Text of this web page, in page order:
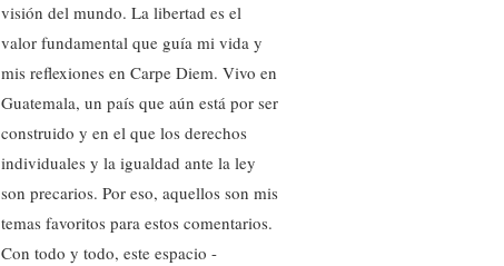
visión del mundo. La libertad es el
valor fundamental que guía mi vida y
mis reflexiones en Carpe Diem. Vivo en
Guatemala, un país que aún está por ser
construido y en el que los derechos
individuales y la igualdad ante la ley
son precarios. Por eso, aquellos son mis
temas favoritos para estos comentarios.
Con todo y todo, este espacio -